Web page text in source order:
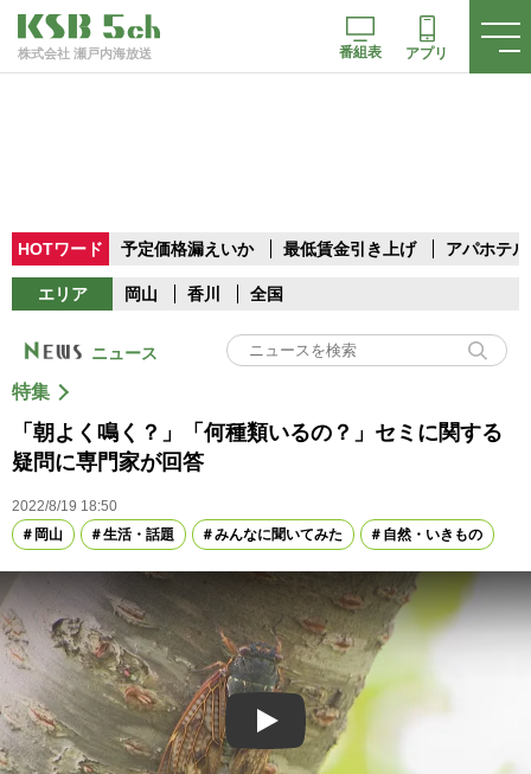
株式会社 瀬戸内海放送 番組表 アプリ
HOTワード 予定価格漏えいか 最低賃金引き上げ アパホテル
エリア 岡山 香川 全国
ニュース
特集
「朝よく鳴く？」「何種類いるの？」セミに関する
疑問に専門家が回答
2022/8/19 18:50
岡山
生活・話題 みんなに聞いてみた 自然・いきもの
Play